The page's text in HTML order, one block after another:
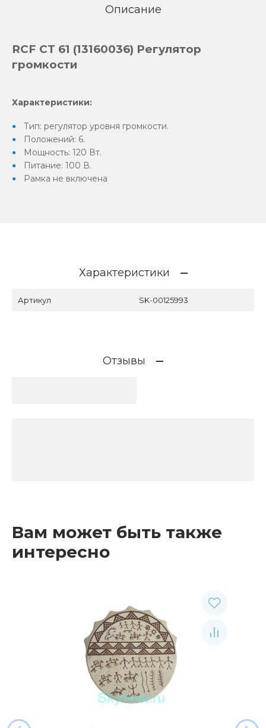
Описание
RCF CT 61 (13160036) Регулятор
громкости
Характеристики:
Тип: регулятор уровня громкости.
Положений: 6.
Мощность: 120 Вт.
Питание: 100 В.
Рамка не включена
Характеристики
Артикул SK-00125993
Отзывы
Вам может быть также
интересно